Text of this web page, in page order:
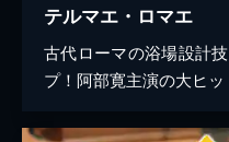
テルマエ・ロマエ
古代ローマの浴場設計
プ！阿部寛主演の大ヒッ